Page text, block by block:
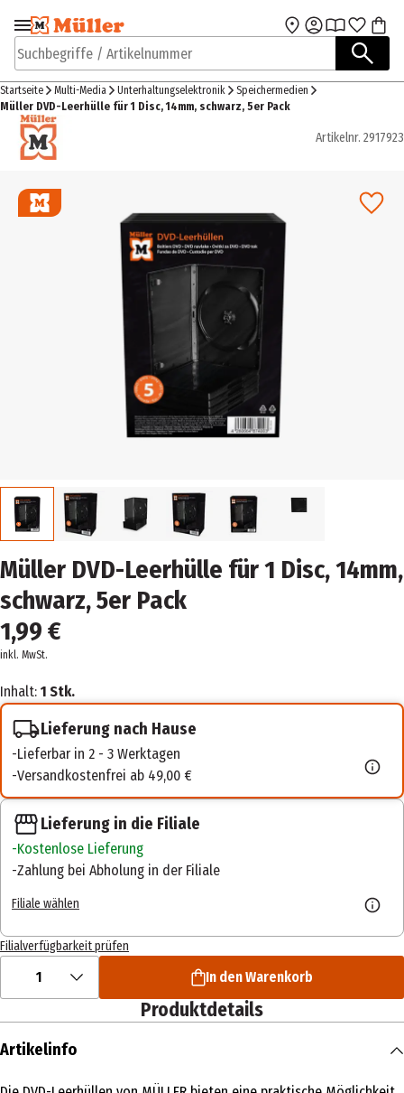
Zur Navigation
springen
Zum Hauptinhalt
Suchbegriffe / Artikelnummer
Startseite Multi-Media Unterhaltungselektronik
Speichermedien
Müller DVD-Leerhülle für 1 Disc, 14mm, schwarz, 5er Pack
Artikelnr. 2917923
Müller DVD-Leerhülle für 1 Disc, 14mm,
schwarz, 5er Pack
1,99 €
inkl. MwSt.
Inhalt: 1 Stk.
Lieferung nach Hause
Lieferbar in 2 - 3 Werktagen
Versandkostenfrei ab 49,00 €
Lieferung in die Filiale
Kostenlose Lieferung
Zahlung bei Abholung in der Filiale
Filiale wählen
Filialverfügbarkeit prüfen
1 In den Warenkorb
Produktdetails
Artikelinfo